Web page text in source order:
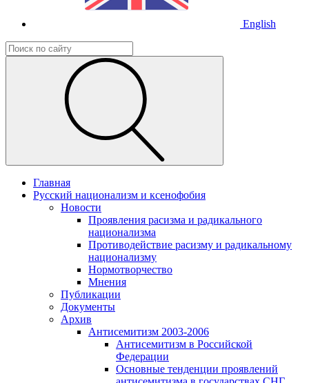
English
Главная
Русский национализм и ксенофобия
Новости
Проявления расизма и радикального
национализма
Противодействие расизму и радикальному
национализму
Нормотворчество
Мнения
Публикации
Документы
Архив
Антисемитизм 2003-2006
Антисемитизм в Российской
Федерации
Основные тенденции проявлений